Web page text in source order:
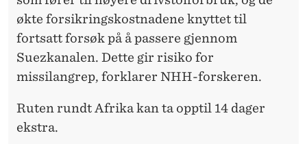
økte forsikringskostnadene knyttet til
fortsatt forsøk på å passere gjennom
Suezkanalen. Dette gir risiko for
missilangrep, forklarer NHH-forskeren.
Ruten rundt Afrika kan ta opptil 14 dager
ekstra.